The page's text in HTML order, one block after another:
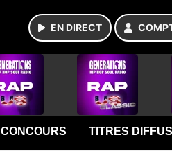
EN DIRECT
CONCOURS TITRES